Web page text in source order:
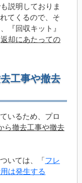
も説明しておりま
てくるので、そ
『回収キット』
返却にあたっての
工事や撤去
いるため、プロ
ら撤去工事や撤去
いては、「フレ
は発生する